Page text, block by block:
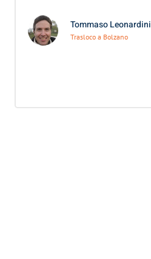
Tommaso Leonardini
Trasloco a Bolzano